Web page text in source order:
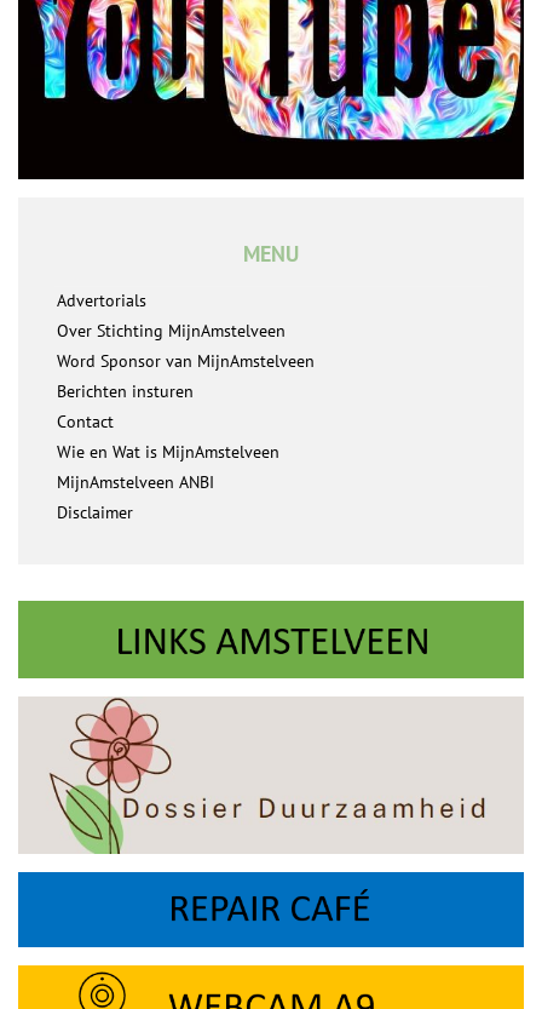
MENU
Advertorials
Over Stichting MijnAmstelveen
Word Sponsor van MijnAmstelveen
Berichten insturen
Contact
Wie en Wat is MijnAmstelveen
MijnAmstelveen ANBI
Disclaimer